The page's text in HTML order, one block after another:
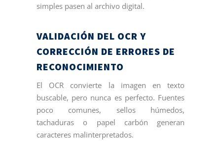
simples pasen al archivo digital.
VALIDACIÓN DEL OCR Y
CORRECCIÓN DE ERRORES DE
RECONOCIMIENTO
El OCR convierte la imagen en texto
buscable, pero nunca es perfecto. Fuentes
poco comunes, sellos húmedos,
tachaduras o papel carbón generan
caracteres malinterpretados.